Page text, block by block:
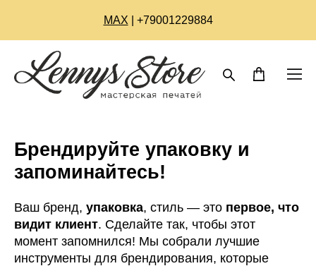
МАХ | +79001229884
Брендируйте упаковку и
запоминайтесь!
Ваш бренд, упаковка, стиль — это первое, что
видит клиент. Сделайте так, чтобы этот
момент запомнился! Мы собрали лучшие
инструменты для брендирования, которые